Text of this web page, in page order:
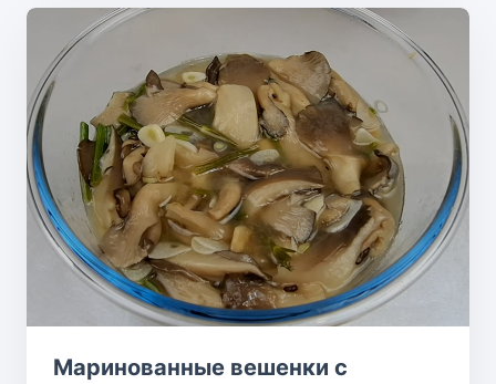
Маринованные вешенки с